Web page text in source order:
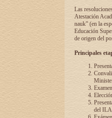
Las
Atestación
nauk” (en la
Educación
de origen del
Principales
del